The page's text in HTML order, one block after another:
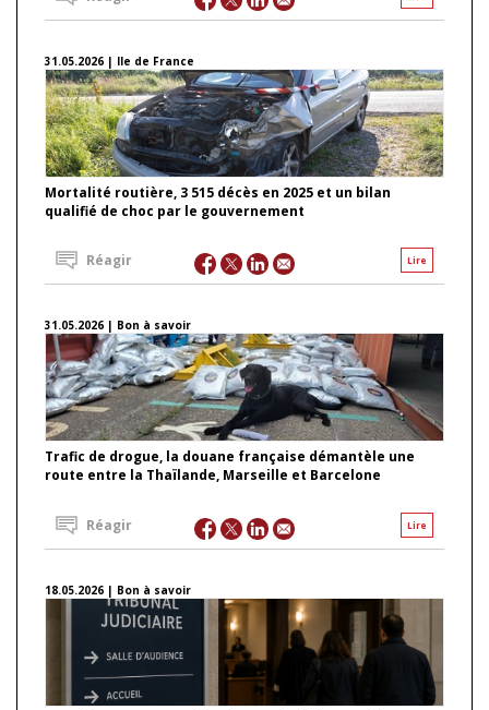
31.05.2026 | Ile de France
Mortalité routière, 3 515 décès en 2025 et un bilan
qualifié de choc par le gouvernement
Lire
Réagir
31.05.2026 | Bon à savoir
Trafic de drogue, la douane française démantèle une
route entre la Thaïlande, Marseille et Barcelone
Lire
Réagir
18.05.2026 | Bon à savoir